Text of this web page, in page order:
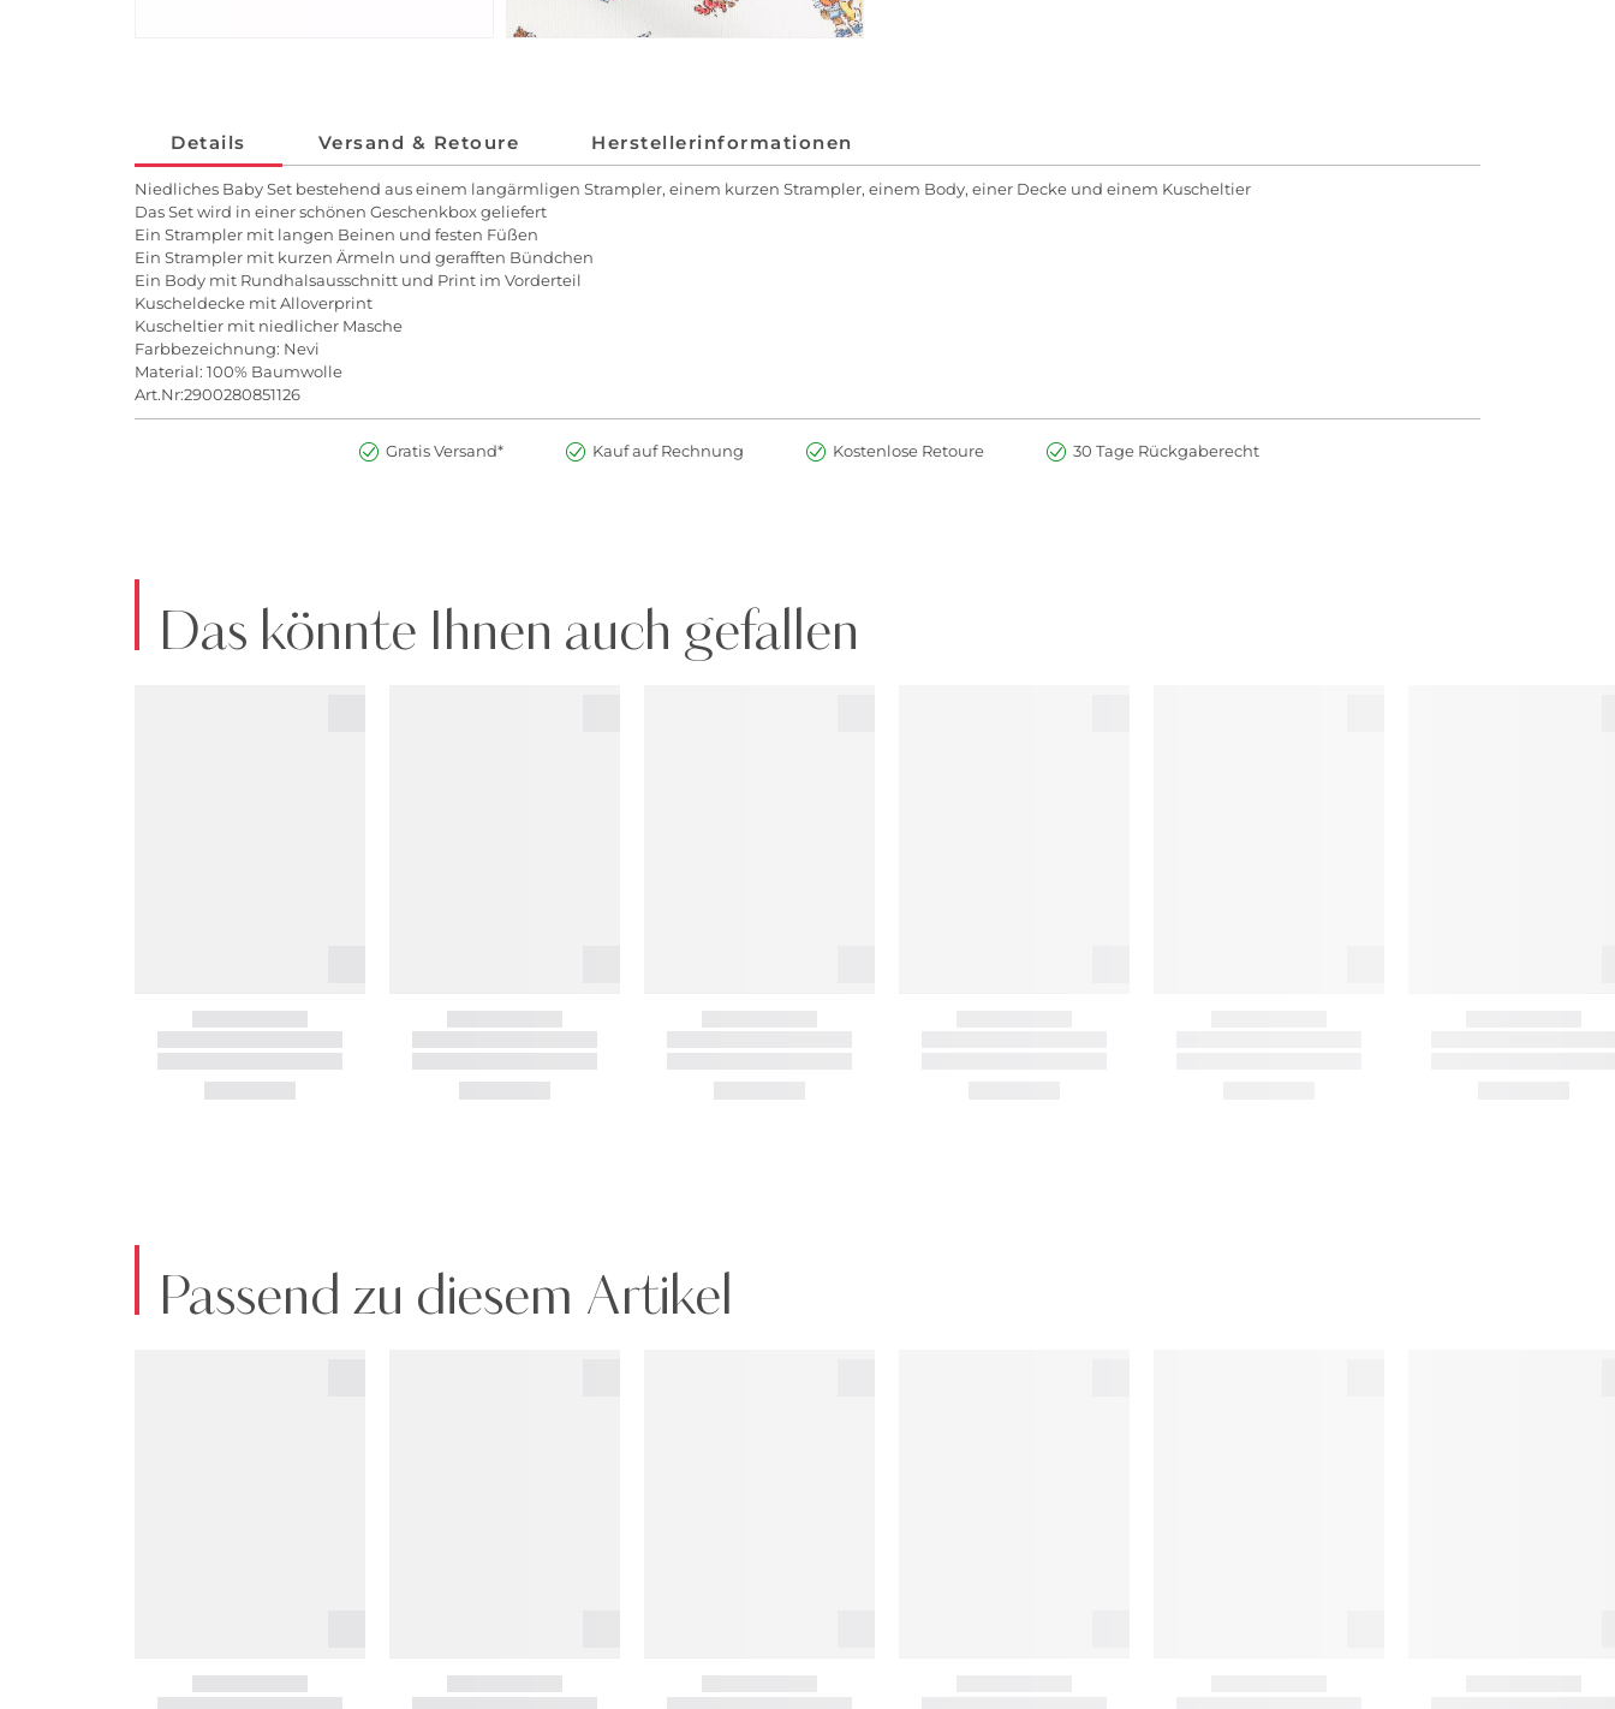
Details Versand & Retoure Herstellerinformationen
Niedliches Baby Set bestehend aus einem langärmligen Strampler, einem kurzen Strampler, einem Body, einer Decke und einem Kuscheltier
Das Set wird in einer schönen Geschenkbox geliefert
Ein Strampler mit langen Beinen und festen Füßen
Ein Strampler mit kurzen Ärmeln und gerafften Bündchen
Ein Body mit Rundhalsausschnitt und Print im Vorderteil
Kuscheldecke mit Alloverprint
Kuscheltier mit niedlicher Masche
Farbbezeichnung: Nevi
Material: 100% Baumwolle
Art.Nr:2900280851126
Gratis Versand* Kauf auf Rechnung Kostenlose Retoure 30 Tage Rückgaberecht
Das könnte Ihnen auch gefallen
Passend zu diesem Artikel